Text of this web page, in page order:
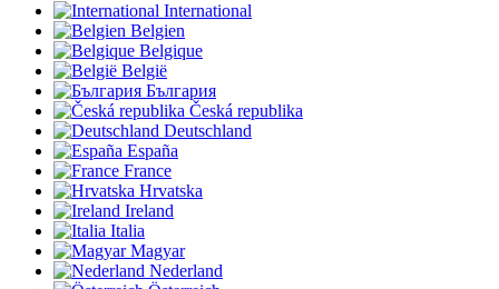
International
Belgien
Belgique
België
България
Česká republika
Deutschland
España
France
Hrvatska
Ireland
Italia
Magyar
Nederland